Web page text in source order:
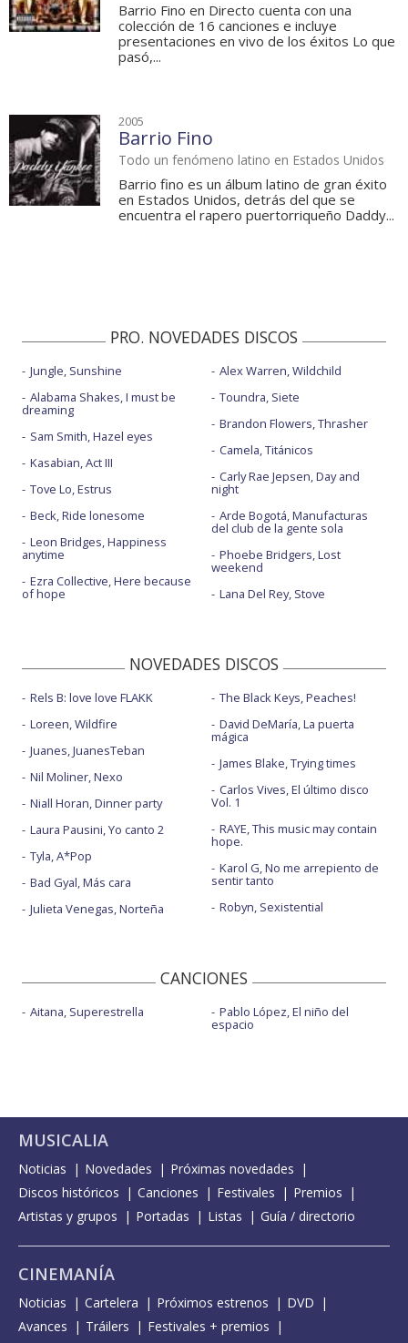
Barrio Fino en Directo cuenta con una
colección de 16 canciones e incluye
presentaciones en vivo de los éxitos Lo que
pasó,...
2005
Barrio Fino
Todo un fenómeno latino en Estados Unidos
Barrio fino es un álbum latino de gran éxito
en Estados Unidos, detrás del que se
encuentra el rapero puertorriqueño Daddy...
PRO. NOVEDADES DISCOS
Jungle, Sunshine
Alabama Shakes, I must be
dreaming
Sam Smith, Hazel eyes
Kasabian, Act III
Tove Lo, Estrus
Beck, Ride lonesome
Leon Bridges, Happiness
anytime
Ezra Collective, Here because
of hope
Alex Warren, Wildchild
Toundra, Siete
Brandon Flowers, Thrasher
Camela, Titánicos
Carly Rae Jepsen, Day and
night
Arde Bogotá, Manufacturas
del club de la gente sola
Phoebe Bridgers, Lost
weekend
Lana Del Rey, Stove
NOVEDADES DISCOS
Rels B: love love FLAKK
Loreen, Wildfire
Juanes, JuanesTeban
Nil Moliner, Nexo
Niall Horan, Dinner party
Laura Pausini, Yo canto 2
Tyla, A*Pop
Bad Gyal, Más cara
Julieta Venegas, Norteña
The Black Keys, Peaches!
David DeMaría, La puerta
mágica
James Blake, Trying times
Carlos Vives, El último disco
Vol. 1
RAYE, This music may contain
hope.
Karol G, No me arrepiento de
sentir tanto
Robyn, Sexistential
CANCIONES
Aitana, Superestrella Pablo López, El niño del
espacio
MUSICALIA
Noticias Novedades
Próximas novedades
Discos históricos
Canciones Festivales
Premios
Artistas y grupos
Portadas Listas Guía / directorio
CINEMANÍA
Noticias Cartelera Próximos estrenos
DVD
Avances
Tráilers
Festivales + premios